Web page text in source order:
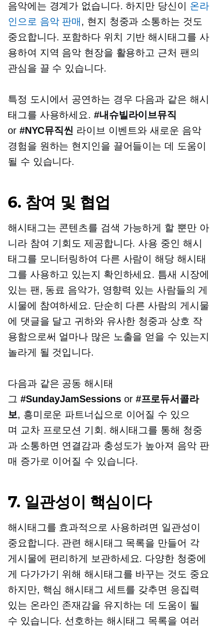
음악에는 경계가 없습니다. 하지만 당신이 온라
인으로 음악 판매 , 현지 청중과 소통하는 것도
중요합니다. 포함하다 위치 기반 해시태그를 사
용하여 지역 음악 현장을 활용하고 근처 팬의
관심을 끌 수 있습니다.
특정 도시에서 공연하는 경우 다음과 같은 해시
태그를 사용하세요. #내슈빌라이브뮤직
or #NYC뮤직씬 라이브 이벤트와 새로운 음악
경험을 원하는 현지인을 끌어들이는 데 도움이
될 수 있습니다.
6. 참여 및 협업
해시태그는 콘텐츠를 검색 가능하게 할 뿐만 아
니라 참여 기회도 제공합니다. 사용 중인 해시
태그를 모니터링하여 다른 사람이 해당 해시태
그를 사용하고 있는지 확인하세요. 틈새 시장에
있는 팬, 동료 음악가, 영향력 있는 사람들의 게
시물에 참여하세요. 단순히 다른 사람의 게시물
에 댓글을 달고 귀하와 유사한 청중과 상호 작
용함으로써 얼마나 많은 노출을 얻을 수 있는지
놀라게 될 것입니다.
다음과 같은 공동 해시태
그 #SundayJamSessions or #프로듀서콜라
보, 흥미로운 파트너십으로 이어질 수 있으
며 교차 프로모션 기회. 해시태그를 통해 청중
과 소통하면 연결감과 충성도가 높아져 음악 판
매 증가로 이어질 수 있습니다.
7. 일관성이 핵심이다
해시태그를 효과적으로 사용하려면 일관성이
중요합니다. 관련 해시태그 목록을 만들어 각
게시물에 편리하게 보관하세요. 다양한 청중에
게 다가가기 위해 해시태그를 바꾸는 것도 중요
하지만, 핵심 해시태그 세트를 갖추면 응집력
있는 온라인 존재감을 유지하는 데 도움이 될
수 있습니다. 선호하는 해시태그 목록을 여러